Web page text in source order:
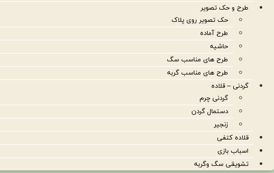
طرح و حک تصویر
حک تصویر روی پلاک
طرح آماده
حاشیه
طرح های مناسب سگ
طرح های مناسب گربه
گردنی – قلاده
گردنی چرم
دستمال گردن
زنجیر
قلاده کتفی
اسباب بازی
تشویقی سگ وگربه